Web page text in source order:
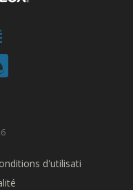
d'utilisation